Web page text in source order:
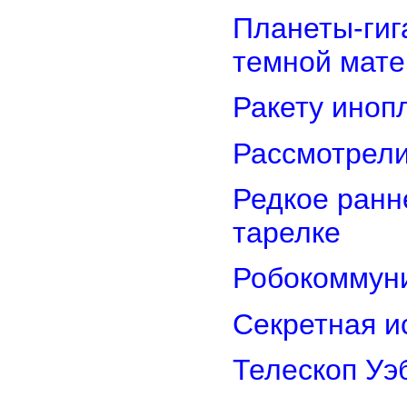
Планеты-
темной
Ракету
Редкое
тарелке
Секретная
Телескоп